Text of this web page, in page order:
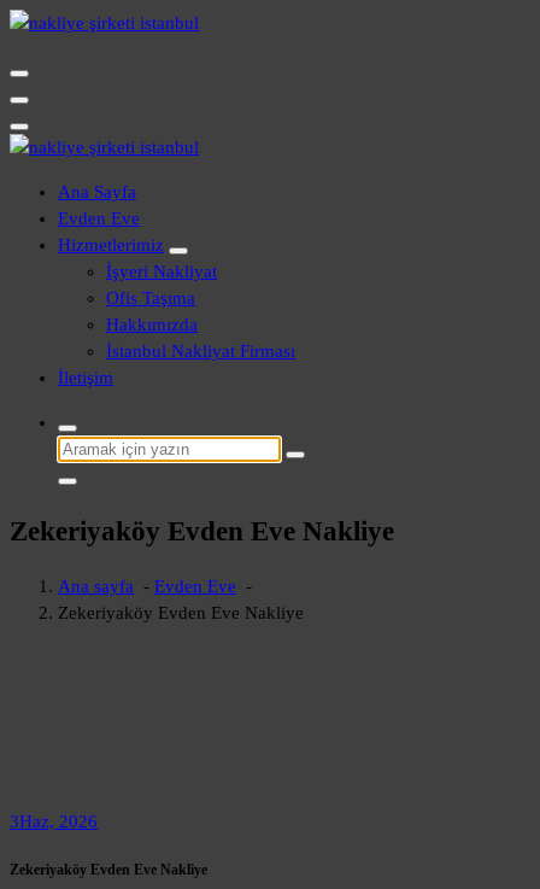
İçeriğe
Evden Eve - İşyeri Ofis Nakliye İstanbul
Evden Eve - İşyeri Ofis Nakliye İstanbul
Ana Sayfa
Evden Eve
Hizmetlerimiz
İşyeri Nakliyat
Ofis Taşıma
Hakkımızda
İstanbul Nakliyat Firması
İletişim
Şunu
ara:
Zekeriyaköy Evden Eve Nakliye
Ana sayfa - Evden Eve -
Zekeriyaköy Evden Eve Nakliye
3Haz, 2026
Zekeriyaköy Evden Eve Nakliye